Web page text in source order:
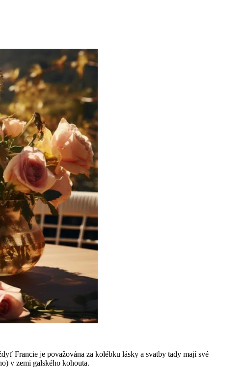
Francie je považována za kolébku lásky a svatby tady mají své
v zemi galského kohouta.